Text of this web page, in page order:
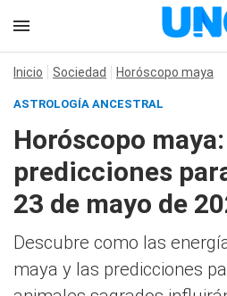
Inicio Sociedad Horóscopo maya
ASTROLOGÍA ANCESTRAL
Horóscopo
predicciones
23 de mayo de
Descubre como las
maya y las predicciones